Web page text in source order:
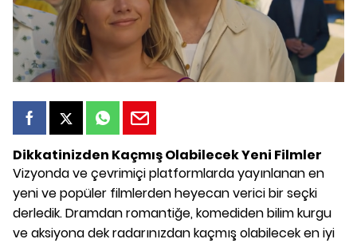
Dikkatinizden Kaçmış Olabilecek Yeni Filmler
Vizyonda ve çevrimiçi platformlarda yayınlanan en
yeni ve popüler filmlerden heyecan verici bir seçki
derledik. Dramdan romantiğe, komediden bilim kurgu
ve aksiyona dek radarınızdan kaçmış olabilecek en iyi